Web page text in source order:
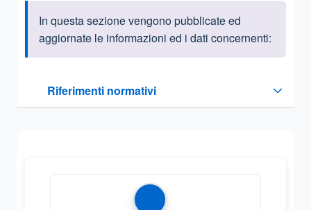
Informazioni introduttive
In questa sezione vengono pubblicate ed
aggiornate le informazioni ed i dati concernenti:
Riferimenti normativi
Sezione compressa